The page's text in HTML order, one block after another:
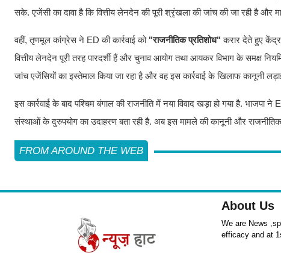
सके. एजेंसी का दावा है कि वित्तीय लेनदेन की पूरी श्रृंखला की जांच की जा रही है और
वहीं, तृणमूल कांग्रेस ने ED की कार्रवाई को "राजनीतिक प्रतिशोध" करार देते हुए केंद्र
वित्तीय लेनदेन पूरी तरह पारदर्शी हैं और चुनाव आयोग तथा आयकर विभाग के समक्ष
जांच एजेंसियों का इस्तेमाल किया जा रहा है और वह इस कार्रवाई के खिलाफ कानूनी
इस कार्रवाई के बाद पश्चिम बंगाल की राजनीति में नया विवाद खड़ा हो गया है.
संस्थाओं के दुरुपयोग का उदाहरण बता रही है. अब इस मामले की कानूनी और राजनीतिक
FROM AROUND THE WEB
About Us
We are News
efficacy and at